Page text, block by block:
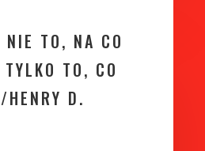
TO, NA CO
TO, CO
D.